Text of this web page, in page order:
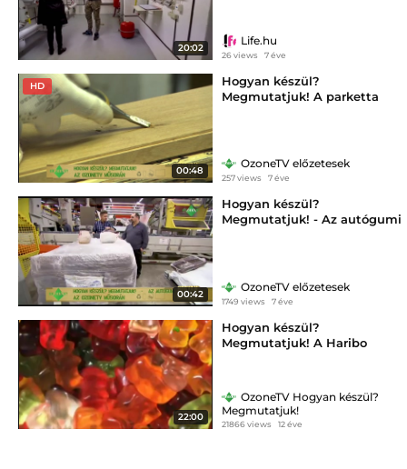
20:02
Life.hu
26 views 7 éve
HD
00:48
Hogyan készül?
Megmutatjuk! A parketta
OzoneTV előzetesek
257 views 7 éve
00:42
Hogyan készül?
Megmutatjuk! - Az autógumi
OzoneTV előzetesek
1749 views 7 éve
22:00
Hogyan készül?
Megmutatjuk! A Haribo
OzoneTV Hogyan készül?
Megmutatjuk!
21866 views 12 éve